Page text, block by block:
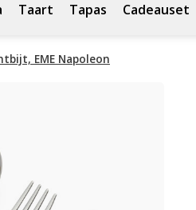
Taart Tapas Cadeauset
EME Napoleon